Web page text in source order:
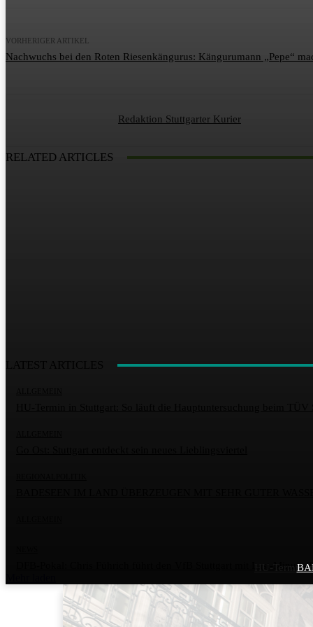
VORHERIGER ARTIKEL
Nachwuchs bei den Roten Riesenkängurus: Kängurumann „Pepe“
Redaktion Stuttgarter Kurier
RELATED ARTICLES
HU-Termin
DFB-Pokal: Chris Führich führt den VfB Stuttgart mit Last-Minute-